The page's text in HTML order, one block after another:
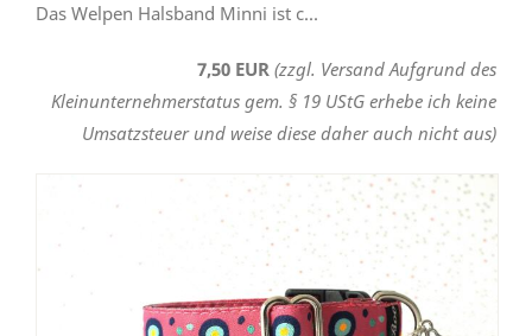
Das Welpen Halsband Minni ist c...
7,50 EUR (zzgl. Versand Aufgrund des
Kleinunternehmerstatus gem. § 19 UStG erhebe ich keine
Umsatzsteuer und weise diese daher auch nicht aus)